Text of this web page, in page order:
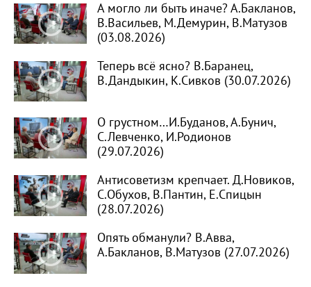
А могло ли быть иначе? А.Бакланов,
В.Васильев, М.Демурин, В.Матузов
(03.08.2026)
Теперь всё ясно? В.Баранец,
В.Дандыкин, К.Сивков (30.07.2026)
О грустном…И.Буданов, А.Бунич,
С.Левченко, И.Родионов
(29.07.2026)
Антисоветизм крепчает. Д.Новиков,
С.Обухов, В.Пантин, Е.Спицын
(28.07.2026)
Опять обманули? В.Авва,
А.Бакланов, В.Матузов (27.07.2026)